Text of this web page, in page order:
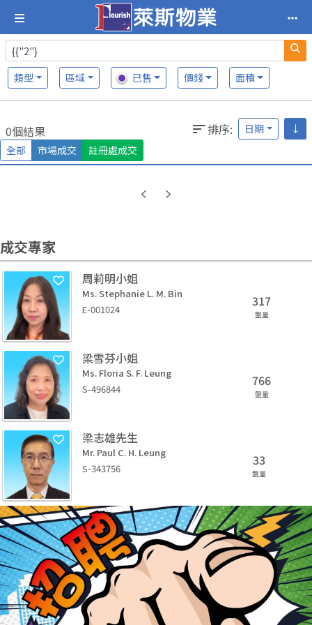
類型 區域 已售 價錢 面積
0個結果 排序: 日期
↓
全部
市場成交 註冊處成交
成交專家
周莉明小姐
Ms. Stephanie L. M. Bin
E-001024
317
盤量
梁雪芬小姐
Ms. Floria S. F. Leung
S-496844
766
盤量
梁志雄先生
Mr. Paul C. H. Leung
S-343756
33
盤量